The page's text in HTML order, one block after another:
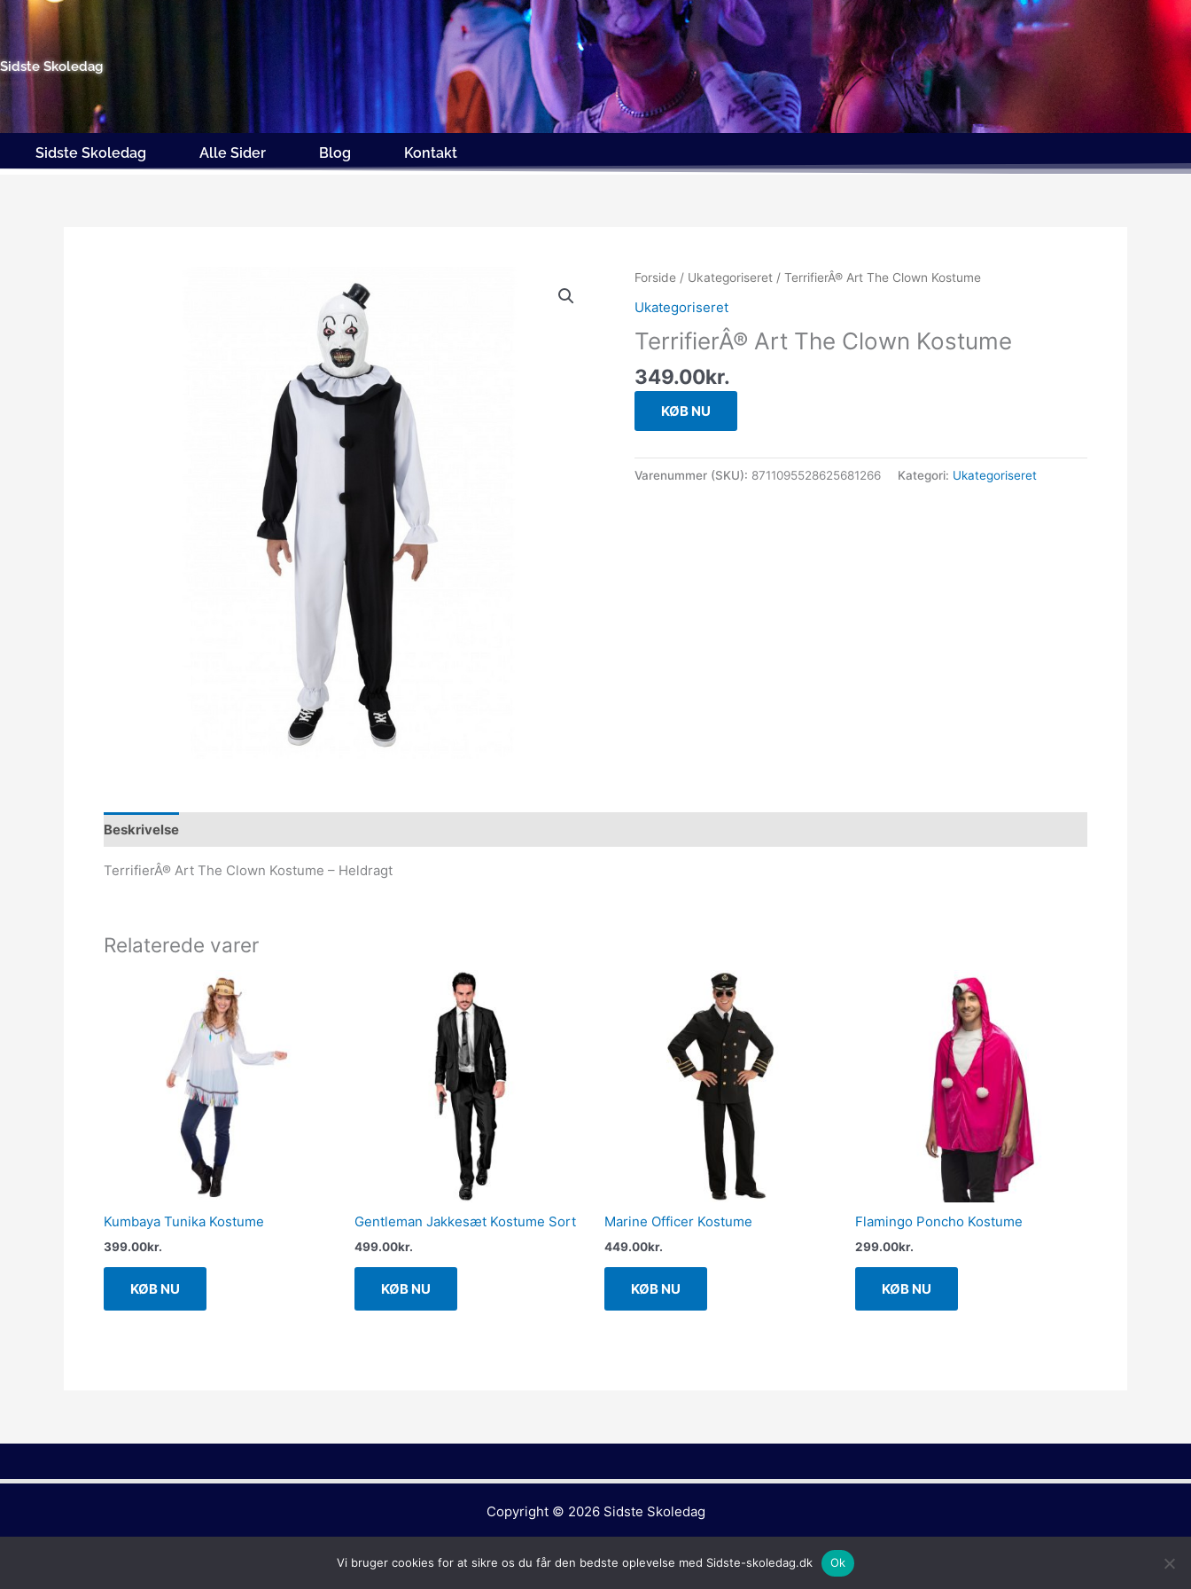
indholdet
Sidste Skoledag
Sidste Skoledag Alle Sider Blog Kontakt
Forside / Ukategoriseret / TerrifierÂ® Art The Clown Kostume
Ukategoriseret
TerrifierÂ® Art The Clown Kostume
349.00kr.
KØB NU
Varenummer (SKU): 8711095528625681266 Kategori: Ukategoriseret
Beskrivelse
TerrifierÂ® Art The Clown Kostume – Heldragt
Relaterede varer
Kumbaya Tunika Kostume
399.00kr.
KØB NU
Gentleman Jakkesæt Kostume Sort
499.00kr.
KØB NU
Marine Officer Kostume
449.00kr.
KØB NU
Flamingo Poncho Kostume
299.00kr.
KØB NU
Copyright © 2026 Sidste Skoledag
Vi bruger cookies for at sikre os du får den bedste oplevelse med Sidste-skoledag.dk Ok